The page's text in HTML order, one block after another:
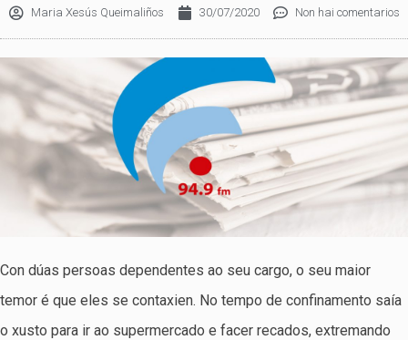
Maria Xesús Queimaliños 30/07/2020 Non hai comentarios
Con dúas persoas dependentes ao seu cargo, o seu maior
temor é que eles se contaxien. No tempo de confinamento saía
o xusto para ir ao supermercado e facer recados, extremando